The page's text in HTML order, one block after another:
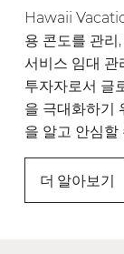
Hawaii
용 콘도를 관리
서비스 임대 관
투자자로서 글
을 극대화하기
을 알고 안심할
더 알아보기